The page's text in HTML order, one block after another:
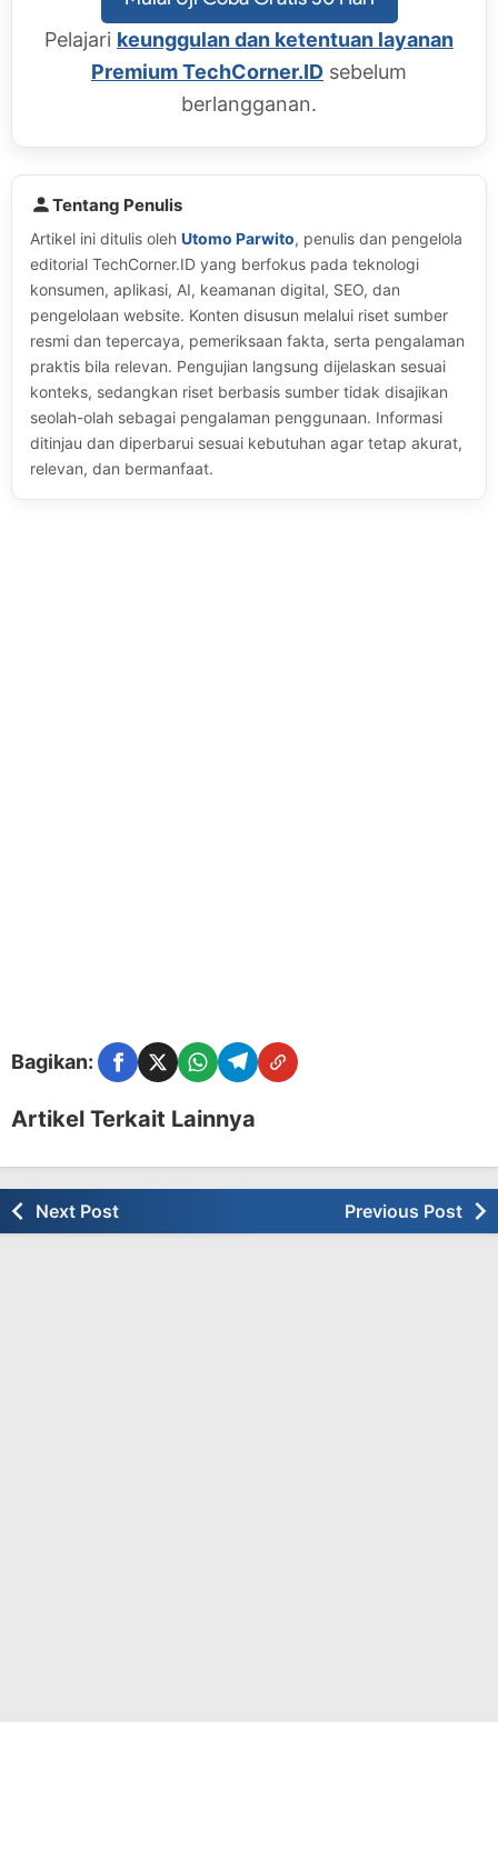
Pelajari keunggulan dan ketentuan layanan
Premium TechCorner.ID sebelum
berlangganan.
Tentang Penulis
Artikel ini ditulis oleh Utomo Parwito, penulis dan pengelola
editorial TechCorner.ID yang berfokus pada teknologi
konsumen, aplikasi, AI, keamanan digital, SEO, dan
pengelolaan website. Konten disusun melalui riset sumber
resmi dan tepercaya, pemeriksaan fakta, serta pengalaman
praktis bila relevan. Pengujian langsung dijelaskan sesuai
konteks, sedangkan riset berbasis sumber tidak disajikan
seolah-olah sebagai pengalaman penggunaan. Informasi
ditinjau dan diperbarui sesuai kebutuhan agar tetap akurat,
relevan, dan bermanfaat.
Bagikan: FacebookTwitterWhatsAppTelegramCopy Link
Artikel Terkait Lainnya
Next Post Previous Post